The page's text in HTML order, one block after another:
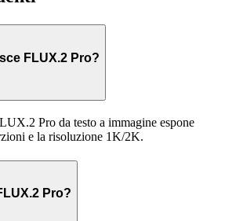
FLUX.2 Pro?
Pro da testo a immagine espone
e la risoluzione 1K/2K.
Pro?